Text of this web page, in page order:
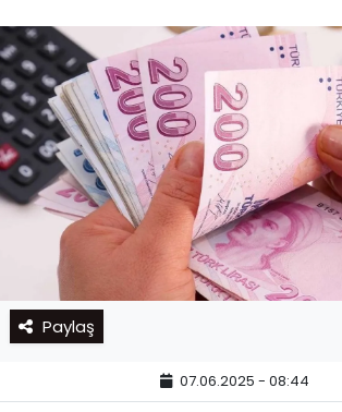
Paylaş
07.06.2025 - 08:44
Haber Arşivi